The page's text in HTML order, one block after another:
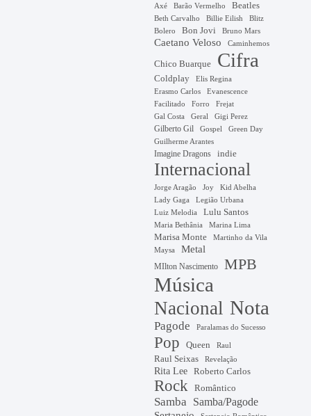
Axé Barão Vermelho Beatles
Beth Carvalho Billie Eilish
Blitz
Bolero
Bon Jovi Bruno Mars
Caetano Veloso Caminhemos
Chico Buarque Cifra
Coldplay
Elis Regina
Erasmo Carlos
Evanescence
Facilitado
Forro Frejat
Gal Costa Geral Gigi Perez
Gilberto Gil Gospel Green Day
Guilherme Arantes
Imagine Dragons indie
Internacional
Jorge Aragão Joy Kid Abelha
Lady Gaga
Legião Urbana
Luiz Melodia
Lulu Santos
Maria Bethânia Marina Lima
Marisa Monte
Martinho da Vila
Maysa
Metal
MIlton Nascimento MPB
Música
Nacional Nota
Pagode Paralamas do Sucesso
Pop Queen Raul
Raul Seixas Revelação
Rita Lee Roberto Carlos
Rock Romântico
Samba
Samba/Pagode